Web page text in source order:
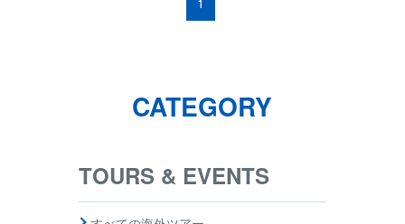
CATEGORY
TOURS & EVENTS